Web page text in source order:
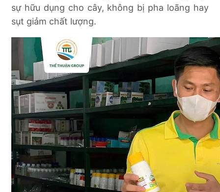
sự hữu dụng cho cây, không bị pha loãng hay
sụt giảm chất lượng.